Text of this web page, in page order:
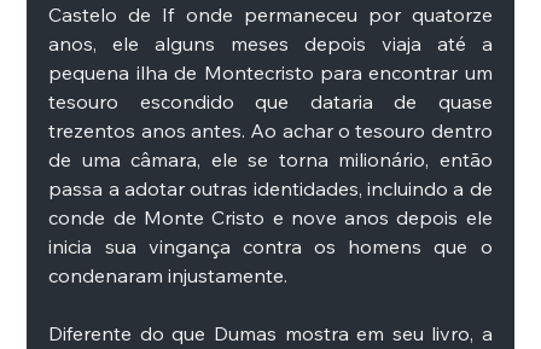
Castelo de If onde permaneceu por quatorze
anos, ele alguns meses depois viaja até a
pequena ilha de Montecristo para encontrar um
tesouro escondido que dataria de quase
trezentos anos antes. Ao achar o tesouro dentro
de uma câmara, ele se torna milionário, então
passa a adotar outras identidades, incluindo a de
conde de Monte Cristo e nove anos depois ele
inicia sua vingança contra os homens que o
condenaram injustamente.
Diferente do que Dumas mostra em seu livro, a